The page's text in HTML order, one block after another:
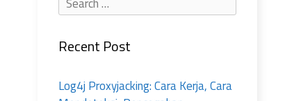
Recent Post
Log4j Proxyjacking: Cara Kerja, Cara